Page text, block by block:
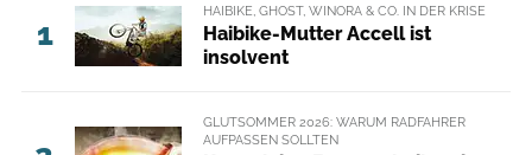
1
HAIBIKE, GHOST, WINORA & CO. IN DER KRISE
Haibike-Mutter Accell ist
insolvent
GLUTSOMMER 2026: WARUM RADFAHRER
AUFPASSEN SOLLTEN